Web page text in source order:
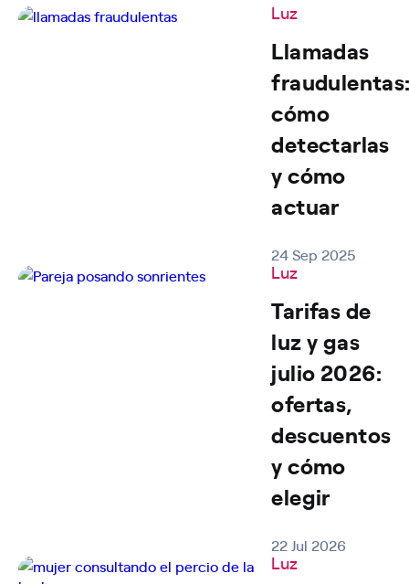
Luz
Llamadas
cómo
detectarlas
y cómo
actuar
24 Sep 2025
Luz
Tarifas de
luz y gas
julio 2026:
ofertas,
descuentos
y cómo
elegir
22 Jul 2026
Luz